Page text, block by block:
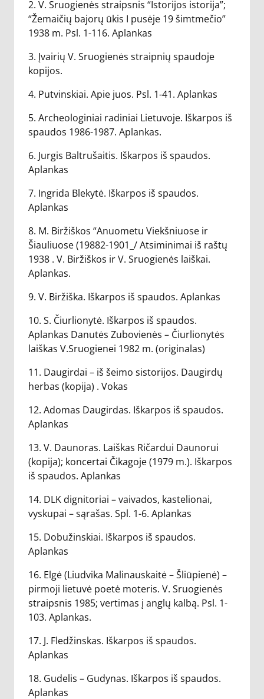
2. V. Sruogienės straipsnis “Istorijos istorija”;
“Žemaičių bajorų ūkis I pusėje 19 šimtmečio”
1938 m. Psl. 1-116. Aplankas
3. Įvairių V. Sruogienės straipnių spaudoje
kopijos.
4. Putvinskiai. Apie juos. Psl. 1-41. Aplankas
5. Archeologiniai radiniai Lietuvoje. Iškarpos iš
spaudos 1986-1987. Aplankas.
6. Jurgis Baltrušaitis. Iškarpos iš spaudos.
Aplankas
7. Ingrida Blekytė. Iškarpos iš spaudos.
Aplankas
8. M. Biržiškos “Anuometu Viekšniuose ir
Šiauliuose (19882-1901_/ Atsiminimai iš raštų
1938 . V. Biržiškos ir V. Sruogienės laiškai.
Aplankas.
9. V. Biržiška. Iškarpos iš spaudos. Aplankas
10. S. Čiurlionytė. Iškarpos iš spaudos.
Aplankas Danutės Zubovienės – Čiurlionytės
laiškas V.Sruogienei 1982 m. (originalas)
11. Daugirdai – iš šeimo sistorijos. Daugirdų
herbas (kopija) . Vokas
12. Adomas Daugirdas. Iškarpos iš spaudos.
Aplankas
13. V. Daunoras. Laiškas Ričardui Daunorui
(kopija); koncertai Čikagoje (1979 m.). Iškarpos
iš spaudos. Aplankas
14. DLK dignitoriai – vaivados, kastelionai,
vyskupai – sąrašas. Spl. 1-6. Aplankas
15. Dobužinskiai. Iškarpos iš spaudos.
Aplankas
16. Elgė (Liudvika Malinauskaitė – Šliūpienė) –
pirmoji lietuvė poetė moteris. V. Sruogienės
straipsnis 1985; vertimas į anglų kalbą. Psl. 1-
103. Aplankas.
17. J. Fledžinskas. Iškarpos iš spaudos.
Aplankas
18. Gudelis – Gudynas. Iškarpos iš spaudos.
Aplankas